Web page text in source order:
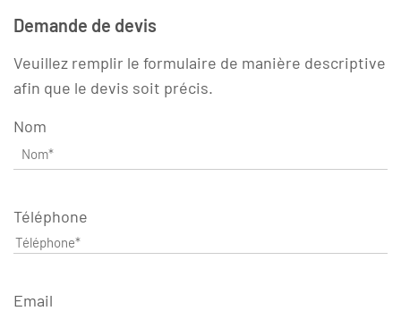
Demande de devis
Veuillez remplir le formulaire de manière descriptive
afin que le devis soit précis.
Nom
Téléphone
Email